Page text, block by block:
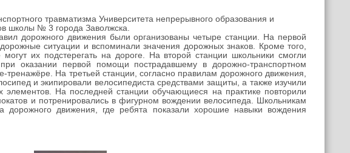
травматизма Университета непрерывного образования и
школы № 3 города Заволжска.
дорожного движения были организованы четыре станции. На первой
ситуации и вспоминали значения дорожных знаков. Кроме того,
их подстерегать на дороге. На второй станции школьники смогли
оказании первой помощи пострадавшему в дорожно-транспортном
На третьей станции, согласно правилам дорожного движения,
и экипировали велосипедиста средствами защиты, а также изучили
элементов. На последней станции обучающиеся на практике повторили
и потренировались в фигурном вождении велосипеда. Школьникам
движения, где ребята показали хорошие навыки вождения